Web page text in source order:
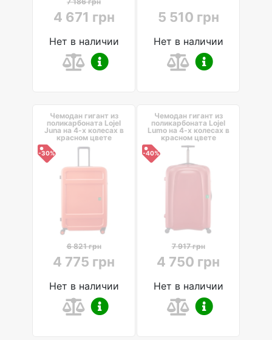
4 671 грн
Нет в наличии
5 510 грн
Нет в наличии
Чемодан гигант из
поликарбоната Lojel
Juna на 4-х колесах в
красном цвете
-30%
6 821 грн
4 775 грн
Нет в наличии
Чемодан гигант из
поликарбоната Lojel
Lumo на 4-х колесах в
красном цвете
-40%
7 917 грн
4 750 грн
Нет в наличии